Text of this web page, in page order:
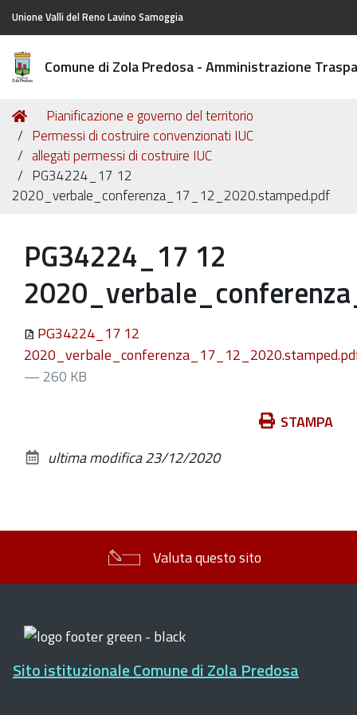
Unione Valli del Reno Lavino Samoggia
Comune di Zola Predosa - Amministrazione
Tu
sei
qui:
Home
Pianificazione e governo del territorio
Permessi di costruire convenzionati IUC
allegati permessi di costruire IUC
PG34224_17 12
2020_verbale_conferenza_17_12_2020.stamped.pdf
PG34224_17 12
PG34224_17 12
— 260 KB
documento
STAMPA
ultima modifica23/12/2020
Valuta questo sito
Sito istituzionale Comune di Zola Predosa